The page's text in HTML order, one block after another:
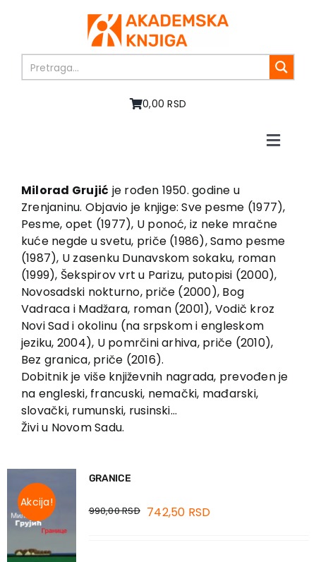
0,00 RSD
Toggle
About us
Books
In preparation
Sale
Authors
News
EU PROJECTS
Contact
Milorad Grujić je rođen 1950. godine u
Zrenjaninu. Objavio je knjige: Sve pesme (1977),
Pesme, opet (1977), U ponoć, iz neke mračne
kuće negde u svetu, priče (1986), Samo pesme
(1987), U zasenku Dunavskom sokaku, roman
(1999), Šekspirov vrt u Parizu, putopisi (2000),
Novosadski nokturno, priče (2000), Bog
Vadraca i Madžara, roman (2001), Vodič kroz
Novi Sad i okolinu (na srpskom i engleskom
jeziku, 2004), U pomrčini arhiva, priče (2010),
Bez granica, priče (2016).
Dobitnik je više književnih nagrada, prevođen je
na engleski, francuski, nemački, mađarski,
slovački, rumunski, rusinski…
Živi u Novom Sadu.
Akcija!
GRANICE
990,00RSD 742,50 RSD